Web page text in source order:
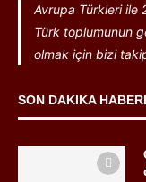
Avrupa Türkleri ile
Türk toplumunun
olmak için bizi
SON DAKIKA